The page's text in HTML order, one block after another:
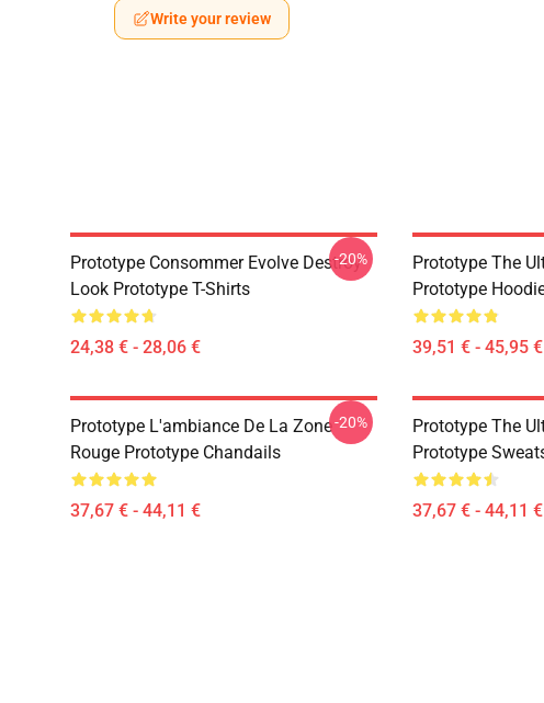
Write your review
Prototype Consommer Evolve Destroy
Look Prototype T-Shirts
24,38 € - 28,06 €
-20%
Prototype The
Prototype
39,51 € - 45,95 €
Prototype L'ambiance De La Zone
Rouge Prototype Chandails
37,67 € - 44,11 €
-20%
Prototype The
Prototype
37,67 € - 44,11 €